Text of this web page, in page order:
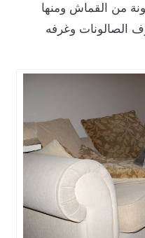
من القماش ومنها
وغرفه